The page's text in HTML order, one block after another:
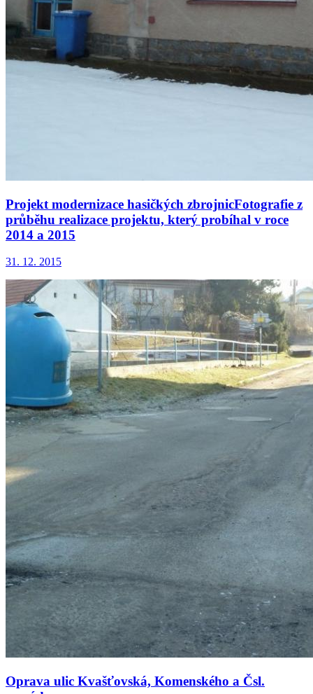
Projekt modernizace hasičkých zbrojnicFotografie z
průběhu realizace projektu, který probíhal v roce
2014 a 2015
31. 12. 2015
Oprava ulic Kvašťovská, Komenského a Čsl.